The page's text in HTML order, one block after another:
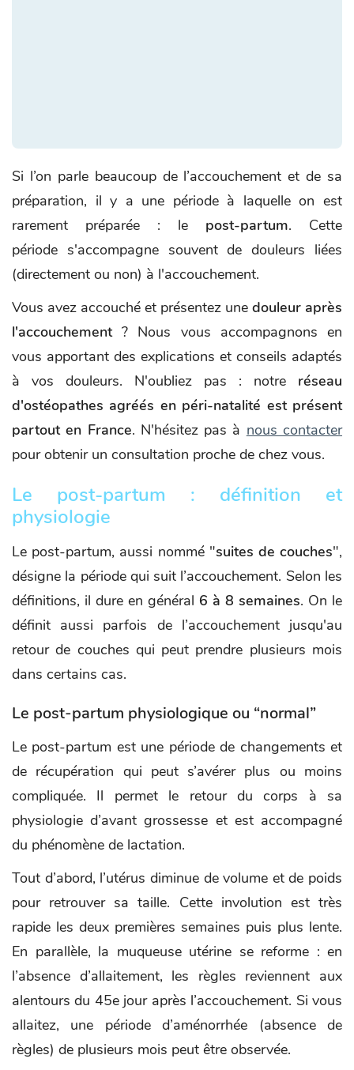
Si l’on parle beaucoup de l’accouchement et de sa
préparation, il y a une période à laquelle on est
rarement préparée : le post-partum. Cette
période s'accompagne souvent de douleurs liées
(directement ou non) à l'accouchement.
Vous avez accouché et présentez une douleur après
l'accouchement? Nous vous accompagnons en
vous apportant des explications et conseils adaptés
à vos douleurs. N'oubliez pas : notre réseau
d'ostéopathes agréés en péri-natalité est présent
partout en France. N'hésitez pas à nous contacter
pour obtenir un consultation proche de chez vous.
Le post-partum : définition et
physiologie
Le post-partum, aussi nommé "suites de couches",
désigne la période qui suit l’accouchement. Selon les
définitions, il dure en général 6 à 8 semaines. On le
définit aussi parfois de l’accouchement jusqu'au
retour de couches qui peut prendre plusieurs mois
dans certains cas.
Le post-partum physiologique ou “normal”
Le post-partum est une période de changements et
de récupération qui peut s’avérer plus ou moins
compliquée. Il permet le retour du corps à sa
physiologie d’avant grossesse et est accompagné
du phénomène de lactation.
Tout d’abord, l’utérus diminue de volume et de poids
pour retrouver sa taille. Cette involution est très
rapide les deux premières semaines puis plus lente.
En parallèle, la muqueuse utérine se reforme : en
l’absence d’allaitement, les règles reviennent aux
alentours du 45e jour après l’accouchement. Si vous
allaitez, une période d’aménorrhée (absence de
règles) de plusieurs mois peut être observée.